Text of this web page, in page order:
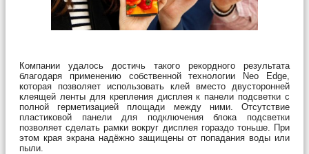
Компании удалось достичь такого рекордного результата
благодаря применению собственной технологии Neo Edge,
которая позволяет использовать клей вместо двусторонней
клеящей ленты для крепления дисплея к панели подсветки с
полной герметизацией площади между ними. Отсутствие
пластиковой панели для подключения блока подсветки
позволяет сделать рамки вокруг дисплея гораздо тоньше. При
этом края экрана надёжно защищены от попадания воды или
пыли.